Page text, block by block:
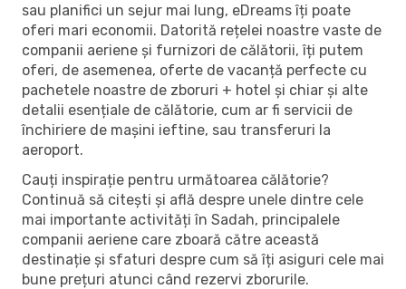
sau planifici un sejur mai lung, eDreams îți poate
oferi mari economii. Datorită rețelei noastre vaste de
companii aeriene și furnizori de călătorii, îți putem
oferi, de asemenea, oferte de vacanță perfecte cu
pachetele noastre de zboruri + hotel și chiar și alte
detalii esențiale de călătorie, cum ar fi servicii de
închiriere de mașini ieftine, sau transferuri la
aeroport.
Cauți inspirație pentru următoarea călătorie?
Continuă să citești și află despre unele dintre cele
mai importante activități în Sadah, principalele
companii aeriene care zboară către această
destinație și sfaturi despre cum să îți asiguri cele mai
bune prețuri atunci când rezervi zborurile.